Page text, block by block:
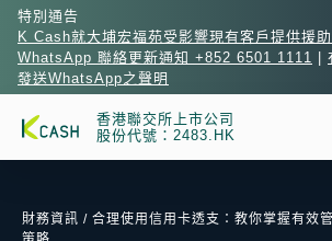
特別通告
K Cash就大埔宏福苑受影響現有客戶提供援
WhatsApp 聯絡更新通知 +852 6501 1111
發送WhatsApp之聲明
香港聯交所上市公司
股份代號：2483.HK
財務資訊 / 合理使用信用卡透支：教你掌握有效